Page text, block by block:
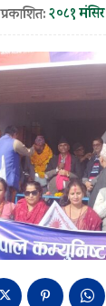
प्रकाशित:२०८१